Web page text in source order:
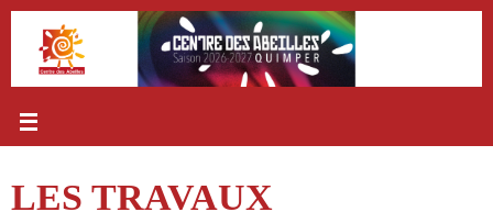
Passer
contenu
LES TRAVAUX